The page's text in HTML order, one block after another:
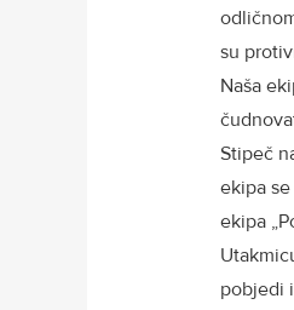
su
Naša
Stipeč
ekipa
ekipa
pobjedi